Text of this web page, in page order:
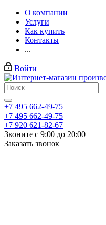
О компании
Услуги
Как купить
Контакты
...
Войти
+7 495 662-49-75
+7 495 662-49-75
+7 920 621-82-67
Звоните с 9:00 до 20:00
Заказать звонок